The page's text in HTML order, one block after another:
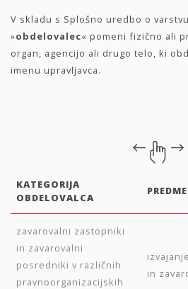
V skladu s Splošno uredbo o
»obdelovalec« pomeni fizično ali
organ, agencijo ali drugo telo, ki
imenu upravljavca.
KATEGORIJA
OBDELOVALCA
zavarovalni zastopniki
in zavarovalni
posredniki v različnih
pravnoorganizacijskih
in